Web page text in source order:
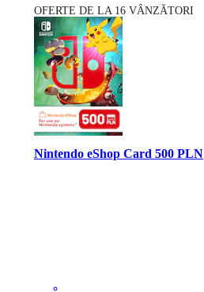
OFERTE DE LA 16 VÂNZĂTORI
Nintendo eShop Card 500 PLN